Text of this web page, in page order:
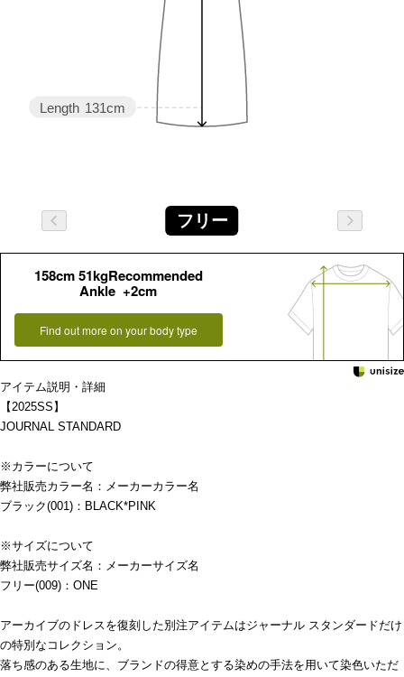
Length 131cm
フリー
158cm 51kgRecommended
Ankle +2cm
Find out more on your body type
アイテム説明・詳細
【2025SS】
JOURNAL STANDARD
※カラーについて
弊社販売カラー名：メーカーカラー名
ブラック(001)：BLACK*PINK
※サイズについて
弊社販売サイズ名：メーカーサイズ名
フリー(009)：ONE
アーカイブのドレスを復刻した別注アイテムはジャーナル スタンダードだけ
の特別なコレクション。
落ち感のある生地に、ブランドの得意とする染めの手法を用いて染色いただ